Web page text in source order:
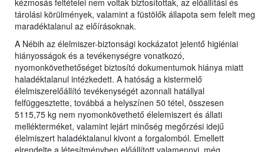
kézmosás feltételei nem voltak biztosítottak, az előállítási és
tárolási körülmények, valamint a füstölők állapota sem felelt meg
maradéktalanul az előírásoknak.
A Nébih az élelmiszer-biztonsági kockázatot jelentő higiéniai
hiányosságok és a tevékenységre vonatkozó,
nyomonkövethetőséget biztosító dokumentumok hiánya miatt
haladéktalanul intézkedett. A hatóság a kistermelő
élelmiszerelőállító tevékenységét azonnali hatállyal
felfüggesztette, továbbá a helyszínen 50 tétel, összesen
5115,75 kg nem nyomonkövethető élelemiszert és állati
mellékterméket, valamint lejárt minőség megőrzési idejű
élelmiszert haladéktalanul kivont a forgalomból. Emellett